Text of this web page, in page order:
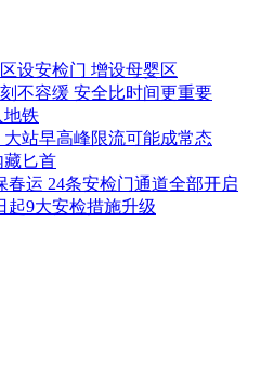
设安检门 增设母婴区
不容缓 安全比时间更重要
地铁
站早高峰限流可能成常态
藏匕首
春运 24条安检门通道全部开启
起9大安检措施升级